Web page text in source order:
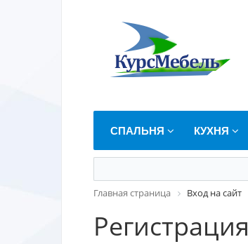
СПАЛЬНЯ КУХНЯ
Главная страница Вход на сайт
Регистрация